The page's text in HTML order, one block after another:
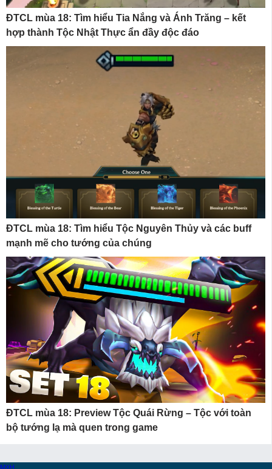
ĐTCL mùa 18: Tìm hiểu Tia Nắng và Ánh Trăng – kết
hợp thành Tộc Nhật Thực ẩn đầy độc đáo
ĐTCL mùa 18: Tìm hiểu Tộc Nguyên Thủy và các buff
mạnh mẽ cho tướng của chúng
ĐTCL mùa 18: Preview Tộc Quái Rừng – Tộc với toàn
bộ tướng lạ mà quen trong game
MXH